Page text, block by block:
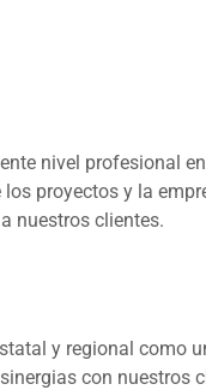
nivel profesional
proyectos y la
nuestros clientes.
y regional como
con nuestros